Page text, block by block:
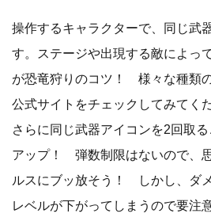
操作するキャラクターで、同じ武
す。ステージや出現する敵によっ
が恐竜狩りのコツ！ 様々な種類
公式サイトをチェックしてみてく
さらに同じ武器アイコンを2回取
アップ！ 弾数制限はないので、
ルスにブッ放そう！ しかし、ダ
レベルが下がってしまうので要注